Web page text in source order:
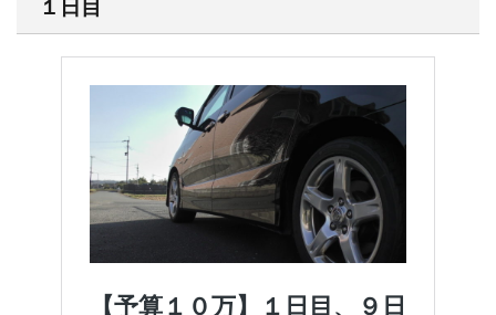
１日目